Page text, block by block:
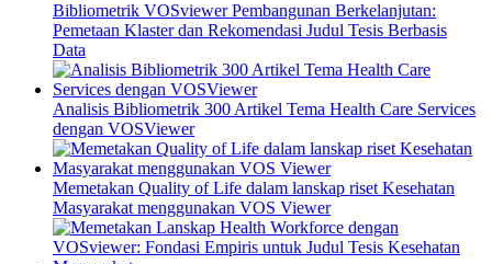
Bibliometrik VOSviewer Pembangunan Berkelanjutan:
Pemetaan Klaster dan Rekomendasi Judul Tesis Berbasis
Data
Analisis Bibliometrik 300 Artikel Tema Health Care Services
dengan VOSViewer
Memetakan Quality of Life dalam lanskap riset Kesehatan
Masyarakat menggunakan VOS Viewer